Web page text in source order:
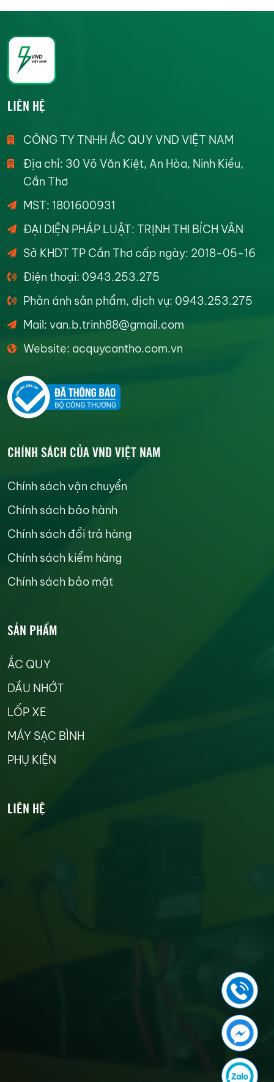
LIÊN HỆ
CÔNG TY TNHH ẮC QUY VND VIỆT NAM
Địa chỉ: 30 Võ Văn Kiệt, An Hòa, Ninh Kiều,
Cần Thơ
MST: 1801600931
ĐẠI DIỆN PHÁP LUẬT: TRỊNH THI BÍCH VÂN
Sở KHDT TP Cần Thơ cấp ngày: 2018-05-16
Điện thoại: 0943.253.275
Phản ánh sản phẩm, dịch vụ: 0943.253.275
Mail: van.b.trinh88@gmail.com
Website: acquycantho.com.vn
CHÍNH SÁCH CỦA VND VIỆT NAM
Chính sách vận chuyển
Chính sách bảo hành
Chính sách đổi trả hàng
Chính sách kiểm hàng
Chính sách bảo mật
SẢN PHẨM
ẮC QUY
DẦU NHỚT
LỐP XE
MÁY SẠC BÌNH
PHỤ KIỆN
LIÊN HỆ